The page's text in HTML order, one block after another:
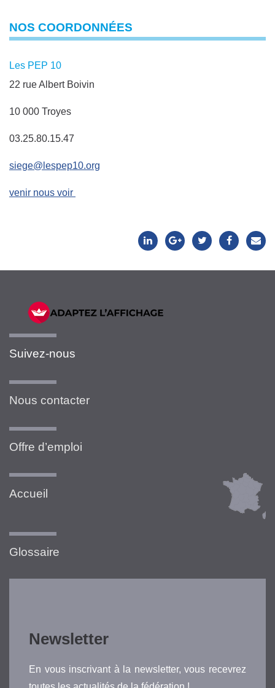
NOS COORDONNÉES
Les PEP 10
22 rue Albert Boivin
10 000 Troyes
03.25.80.15.47
siege@lespep10.org
venir nous voir
Suivez-nous
Nous contacter
Offre d’emploi
Accueil
Glossaire
Newsletter
En vous inscrivant à la newsletter, vous recevrez